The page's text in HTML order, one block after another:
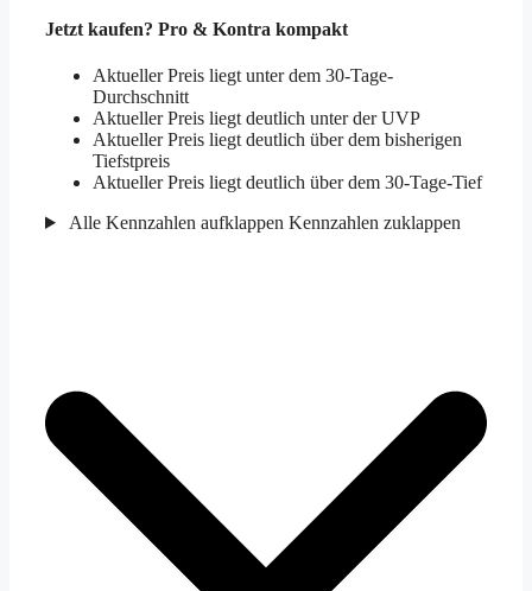
Jetzt kaufen? Pro & Kontra kompakt
Aktueller Preis liegt unter dem 30-Tage-
Durchschnitt
Aktueller Preis liegt deutlich unter der UVP
Aktueller Preis liegt deutlich über dem bisherigen
Tiefstpreis
Aktueller Preis liegt deutlich über dem 30-Tage-Tief
Alle Kennzahlen aufklappen Kennzahlen zuklappen